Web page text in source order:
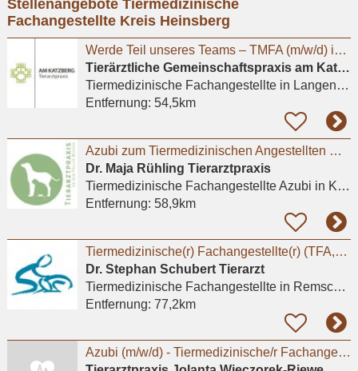
eingeben
Stellenangebote Tiermedizinische
Fachangestellte Kreis Heinsberg
Werde Teil unseres Teams – TMFA (m/w/d) in Vollzeit
Tierärztliche Gemeinschaftspraxis am Katzberg – Köhn-Wieser und Wieser (GbR)
Tiermedizinische Fachangestelltein Langenfeld (Rheinland)
Entfernung: 54,5km
Azubi zum Tiermedizinischen Angestellten m/w/d in Kleintierpraxis Köln Poll gesucht
Dr. Maja Rühling Tierarztpraxis
Tiermedizinische Fachangestellte Azubi in Köln
Entfernung: 58,9km
Tiermedizinische(r) Fachangestellte(r) (TFA,m/w/d) in Voll-oder Teilzeit
Dr. Stephan Schubert Tierarzt
Tiermedizinische Fachangestelltein Remscheid, Lüttringhausen
Entfernung: 77,2km
Azubi (m/w/d) - Tiermedizinische/r Fachangestellte/r 2026 - Praktikum möglich